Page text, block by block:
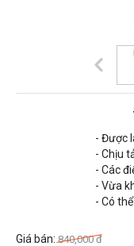
- Được
- Chịu
- Các
- Vừa
- Có
Giá bán:840,000 đ